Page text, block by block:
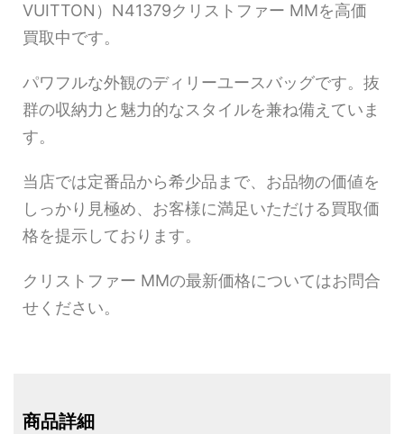
VUITTON）N41379クリストファー MMを高価
買取中です。
パワフルな外観のディリーユースバッグです。抜
群の収納力と魅力的なスタイルを兼ね備えていま
す。
当店では定番品から希少品まで、お品物の価値を
しっかり見極め、お客様に満足いただける買取価
格を提示しております。
クリストファー MMの最新価格についてはお問合
せください。
商品詳細